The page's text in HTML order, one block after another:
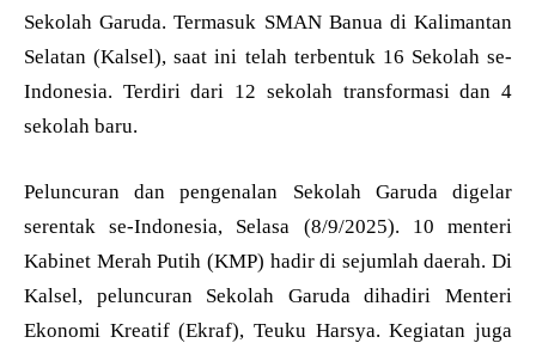
Sekolah Garuda. Termasuk SMAN Banua di Kalimantan
Selatan (Kalsel), saat ini telah terbentuk 16 Sekolah se-
Indonesia. Terdiri dari 12 sekolah transformasi dan 4
sekolah baru.
Peluncuran dan pengenalan Sekolah Garuda digelar
serentak se-Indonesia, Selasa (8/9/2025). 10 menteri
Kabinet Merah Putih (KMP) hadir di sejumlah daerah. Di
Kalsel, peluncuran Sekolah Garuda dihadiri Menteri
Ekonomi Kreatif (Ekraf), Teuku Harsya. Kegiatan juga